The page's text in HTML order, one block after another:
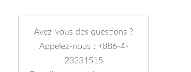
Avez-vous des questions ?
Appelez-nous : +886-4-
23231515